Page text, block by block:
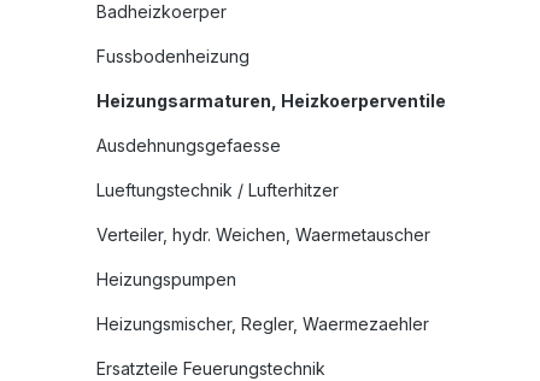
Badheizkoerper
Fussbodenheizung
Heizungsarmaturen, Heizkoerperventile
Ausdehnungsgefaesse
Lueftungstechnik / Lufterhitzer
Verteiler, hydr. Weichen, Waermetauscher
Heizungspumpen
Heizungsmischer, Regler, Waermezaehler
Ersatzteile Feuerungstechnik